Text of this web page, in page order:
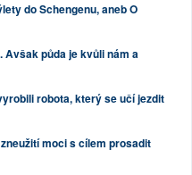
do Schengenu, aneb O
Avšak půda je kvůli nám a
robota, který se učí jezdit
moci s cílem prosadit